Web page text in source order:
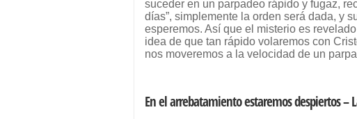
suceder en un parpadeo rápido y fugaz,
días”, simplemente la orden será dada, y
esperemos. Así que el misterio es
idea de que tan rápido volaremos con
nos moveremos a la velocidad de un
En el arrebatamiento estaremos despiertos –